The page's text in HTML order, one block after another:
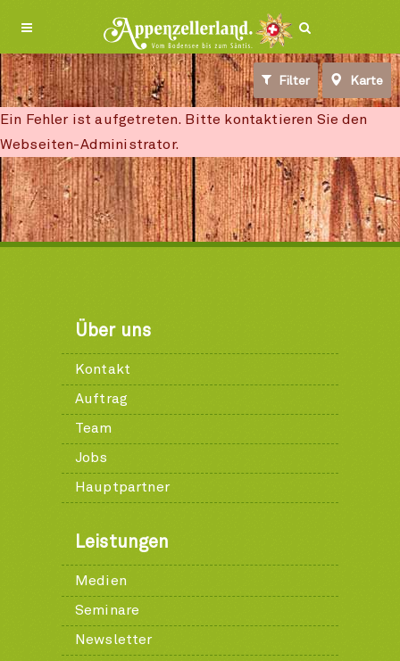
Filter Karte
Ein Fehler ist aufgetreten. Bitte kontaktieren Sie den
Webseiten-Administrator.
Über uns
Kontakt
Auftrag
Team
Jobs
Hauptpartner
Leistungen
Medien
Seminare
Newsletter